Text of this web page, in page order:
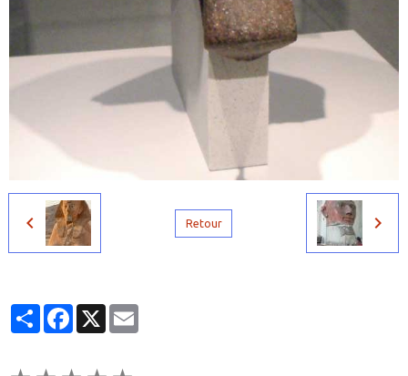
Retour
PartagerFacebook